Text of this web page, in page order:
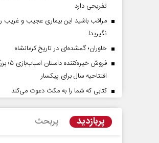
تفریحی دارد
مراقب باشید این بیماری عجیب و غریب
نگیرید!
خاوران؛ گمشده‌ای در تاریخ کرمانشاه
فروش
افتتاحیه سال برای پیکسار
کتابی که شما را به مکث دعوت می‌کند
پربازدید پربحث
راوی حقیقتِ آرامش‌ بخش
دکتر حسین